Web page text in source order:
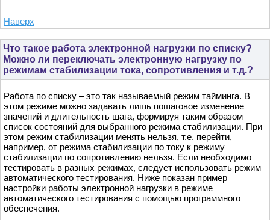
Наверх
Что такое работа электронной нагрузки по списку?
Можно ли переключать электронную нагрузку по
режимам стабилизации тока, сопротивления и т.д.?
Работа по списку – это так называемый режим тайминга. В
этом режиме можно задавать лишь пошаговое изменение
значений и длительность шага, формируя таким образом
список состояний для выбранного режима стабилизации. При
этом режим стабилизации менять нельзя, т.е. перейти,
например, от режима стабилизации по току к режиму
стабилизации по сопротивлению нельзя. Если необходимо
тестировать в разных режимах, следует использовать режим
автоматического тестирования. Ниже показан пример
настройки работы электронной нагрузки в режиме
автоматического тестирования с помощью программного
обеспечения.